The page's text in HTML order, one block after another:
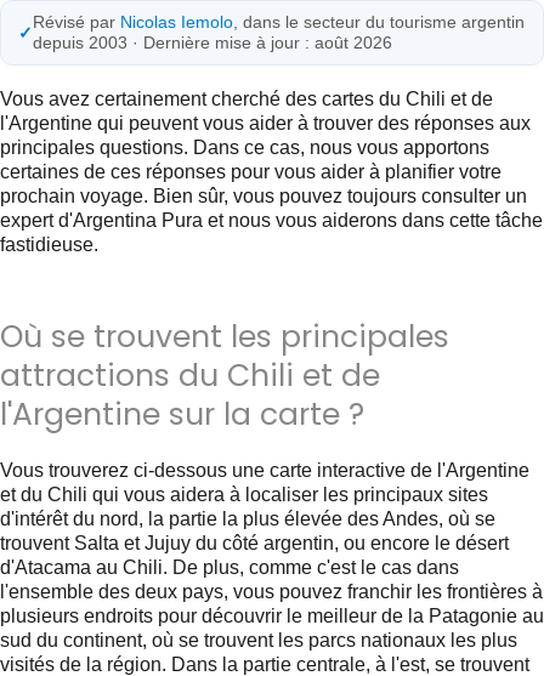
✓
Révisé par Nicolas Iemolo, dans le secteur du tourisme argentin
depuis 2003 · Dernière mise à jour : août 2026
Vous avez certainement cherché des cartes du Chili et de
l'Argentine qui peuvent vous aider à trouver des réponses aux
principales questions. Dans ce cas, nous vous apportons
certaines de ces réponses pour vous aider à planifier votre
prochain voyage. Bien sûr, vous pouvez toujours consulter un
expert d'Argentina Pura et nous vous aiderons dans cette tâche
fastidieuse.
Où se trouvent les principales
attractions du Chili et de
l'Argentine sur la carte ?
Vous trouverez ci-dessous une carte interactive de l'Argentine
et du Chili qui vous aidera à localiser les principaux sites
d'intérêt du nord, la partie la plus élevée des Andes, où se
trouvent Salta et Jujuy du côté argentin, ou encore le désert
d'Atacama au Chili. De plus, comme c'est le cas dans
l'ensemble des deux pays, vous pouvez franchir les frontières à
plusieurs endroits pour découvrir le meilleur de la Patagonie au
sud du continent, où se trouvent les parcs nationaux les plus
visités de la région. Dans la partie centrale, à l'est, se trouvent